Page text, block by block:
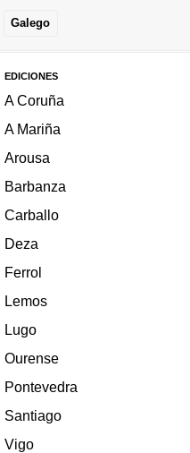
Galego
EDICIONES
A Coruña
A Mariña
Arousa
Barbanza
Carballo
Deza
Ferrol
Lemos
Lugo
Ourense
Pontevedra
Santiago
Vigo